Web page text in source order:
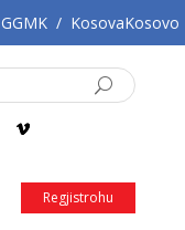
GGMK / KosovaKosovo
Regjistrohu